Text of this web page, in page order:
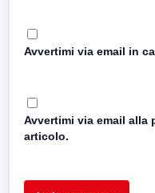
Avvertimi via email in
Avvertimi via email
articolo.